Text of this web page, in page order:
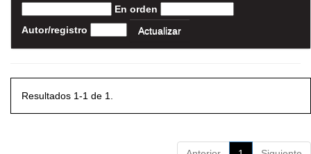
En orden
Autor/registro
Resultados 1-1 de 1.